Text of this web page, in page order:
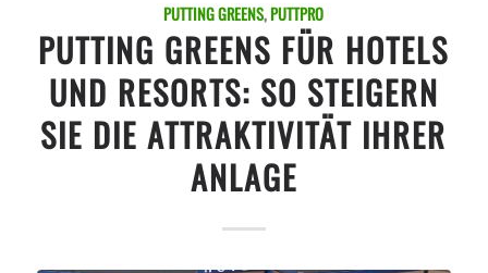
PUTTING GREENS,PUTTPRO
PUTTING GREENS FÜR HOTELS
UND RESORTS: SO STEIGERN
SIE DIE ATTRAKTIVITÄT IHRER
ANLAGE